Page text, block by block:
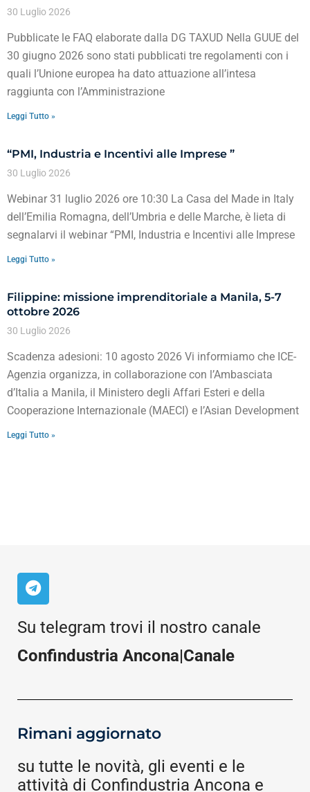
30 Luglio 2026
Pubblicate le FAQ elaborate dalla DG TAXUD Nella GUUE del
30 giugno 2026 sono stati pubblicati tre regolamenti con i
quali l’Unione europea ha dato attuazione all’intesa
raggiunta con l’Amministrazione
Leggi Tutto »
“PMI, Industria e Incentivi alle Imprese ”
30 Luglio 2026
Webinar 31 luglio 2026 ore 10:30 La Casa del Made in Italy
dell’Emilia Romagna, dell’Umbria e delle Marche, è lieta di
segnalarvi il webinar “PMI, Industria e Incentivi alle Imprese
Leggi Tutto »
Filippine: missione imprenditoriale a Manila, 5-7
ottobre 2026
30 Luglio 2026
Scadenza adesioni: 10 agosto 2026 Vi informiamo che ICE-
Agenzia organizza, in collaborazione con l’Ambasciata
d’Italia a Manila, il Ministero degli Affari Esteri e della
Cooperazione Internazionale (MAECI) e l’Asian Development
Leggi Tutto »
Su telegram trovi il nostro canale
Confindustria Ancona|Canale
Rimani aggiornato
su tutte le novità, gli eventi e le
attività di Confindustria Ancona e